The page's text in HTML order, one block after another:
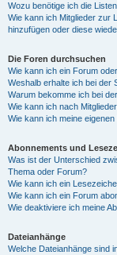
Wozu benötige ich die
Wie kann ich Mitglieder zur
hinzufügen oder diese
Die Foren durchsuchen
Wie kann ich ein Forum
Weshalb erhalte ich bei der
Warum bekomme ich bei
Wie kann ich nach
Wie kann ich meine
Abonnements und
Was ist der Unterschied
Thema oder Forum?
Wie kann ich ein
Wie kann ich ein Forum
Wie deaktiviere ich meine
Dateianhänge
Welche Dateianhänge sind